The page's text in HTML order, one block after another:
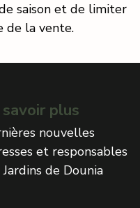
saison et de limiter
de la vente.
savoir plus
nouvelles
et responsables
Jardins de Dounia